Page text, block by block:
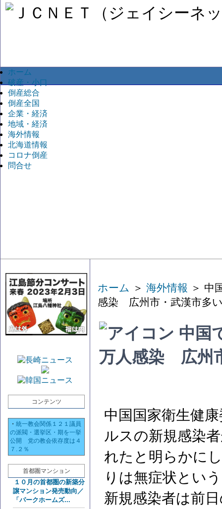
ホーム
破産・小口
倒産総合
倒産全国
企業・経済
地域・経済
海外情報
北海道情報
コロナ倒産
問合せ
コンテンツ
・ 統一教会関係１２１議員
の派閥・選挙区・期を一挙
公開 党の教会依存度は４
７.２％
首都圏マンション
１０月の首都圏の新築分
譲マンション発売動向／
「パークホームズ...
ホーム ＞ 海外情報 ＞ 中
感染 広州市・武漢市多
中国
万人感染 広州
中国国家衛生健
ルスの新規感染
れたと明らかに
りは無症状とい
新規感染者は前